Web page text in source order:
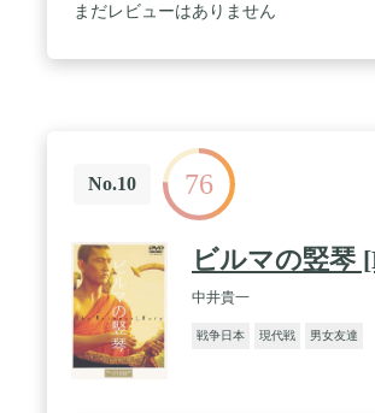
まだレビューはありません
No.10 76
ビルマの竪琴
中井貴一
戦争日本 現代戦 男女友達